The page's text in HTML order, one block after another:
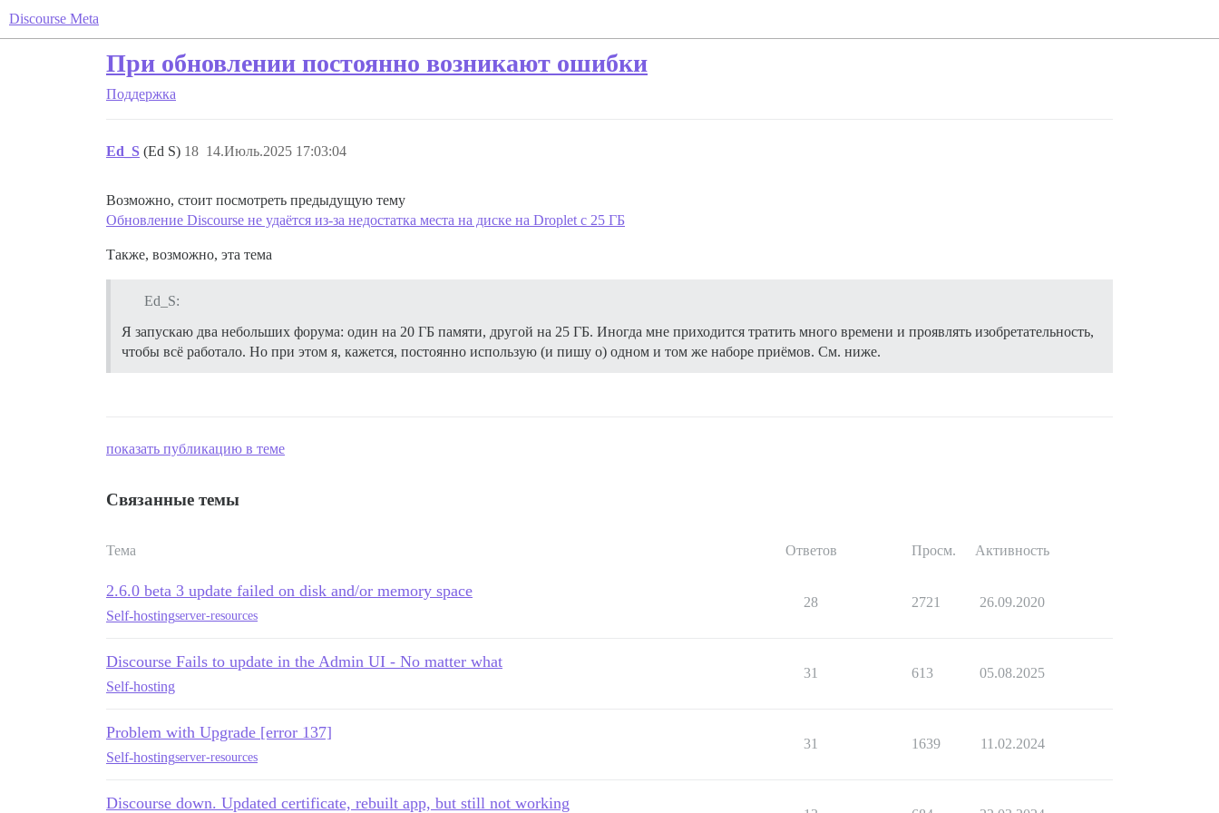
Discourse Meta
При обновлении постоянно возникают ошибки
Поддержка
Ed_S (Ed S) 14.Июль.2025 17:03:04
18
Возможно, стоит посмотреть предыдущую тему
Обновление Discourse не удаётся из-за недостатка места на диске на Droplet с 25 ГБ
Также, возможно, эта тема
Ed_S:
Я запускаю два небольших форума: один на 20 ГБ памяти, другой на 25 ГБ. Иногда мне приходится тратить много времени и проявлять изобретательность,
чтобы всё работало. Но при этом я, кажется, постоянно использую (и пишу о) одном и том же наборе приёмов. См. ниже.
показать публикацию в теме
Связанные темы
Тема Ответов Просм. Активность
2.6.0 beta 3 update failed on disk and/or memory space
Self-hostingserver-resources
28 2721 26.09.2020
Discourse Fails to update in the Admin UI - No matter what
Self-hosting
31 613 05.08.2025
Problem with Upgrade [error 137]
Self-hostingserver-resources
31 1639 11.02.2024
Discourse down. Updated certificate, rebuilt app, but still not working